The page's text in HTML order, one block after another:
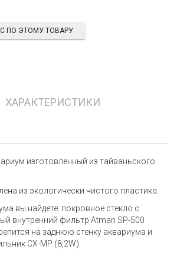
ПО ЭТОМУ ТОВАРУ
ХАРАКТЕРИСТИКИ
изготовленный из тайваньского
из экологически чистого пластика.
вы найдете: покровное стекло с
внутренний фильтр Atman SP-500
на заднюю стенку аквариума и
CX-MP (8,2W).